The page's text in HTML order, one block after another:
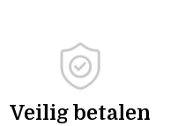
Veilig betalen